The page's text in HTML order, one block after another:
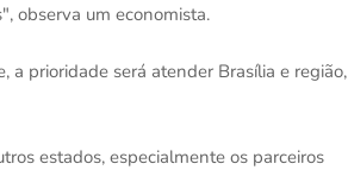
observa um economista.
a prioridade será atender Brasília e região,
estados, especialmente os parceiros